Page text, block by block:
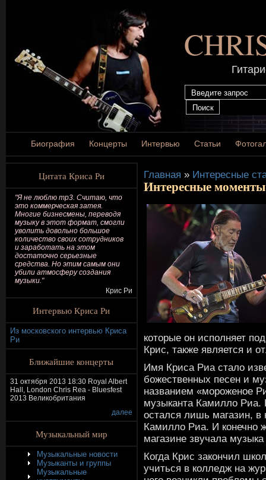
Биография Концерты Интервью Статьи
Цитата Криса Ри
"Я не люблю mp3. Считаю, что
это коммерческая затея.
Многие бизнесмены, переводя
музыку в этот формат, смогли
уволить довольно большое
количество своих сотрудников
и заработать на этом
достаточно серьезные
средства. Но этим самым они
убили атмосферу создания
музыки."
Крис Ри
Интервью Криса Ри
Из московского интервью Криса
Ри
Ближайшие концерты
31 октября 2013 18:30 Royal Albert
Hall, London Chris Rea - Bluesfest
2013 Великобритания
далее
Музыкальный мир
Музыкальные новости
Музыканты и группы
Музыкальные
Главная » Интересные
Интересные
которые он исполняет
Крис, также является и
Имя Криса Риа стало
божественных песен и
названием «мороженое
музыканта Камилло Риа.
остался лишь магазин, в
Камилло Риа. И конечно
магазине звучала
Когда Крис закончил
учиться в колледж на